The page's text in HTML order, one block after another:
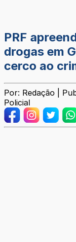
PRF
drogas em
cerco ao
Por: Redação |
Policial